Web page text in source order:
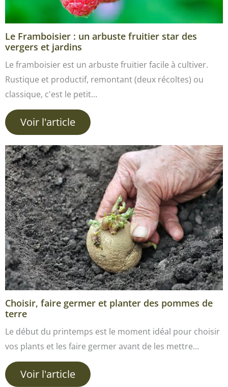
Le Framboisier : un arbuste fruitier star des
vergers et jardins
Le framboisier est un arbuste fruitier facile à cultiver.
Rustique et productif, remontant (deux récoltes) ou
classique, c'est le petit…
Voir l'article
Choisir, faire germer et planter des pommes de
terre
Le début du printemps est le moment idéal pour choisir
vos plants et les faire germer avant de les mettre…
Voir l'article